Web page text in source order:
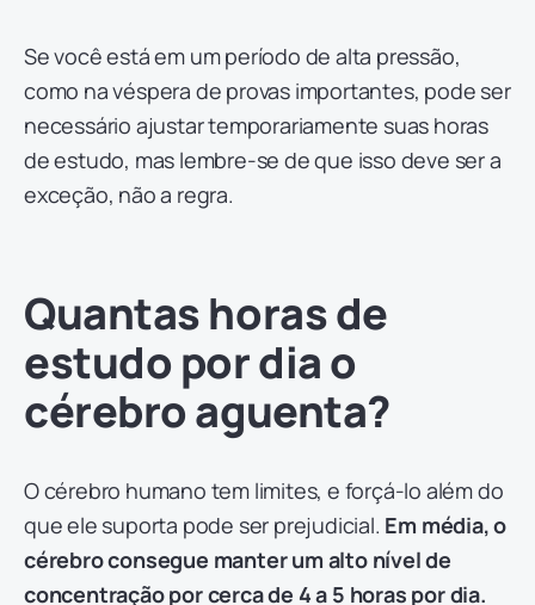
Se você está em um período de alta pressão,
como na véspera de provas importantes, pode ser
necessário ajustar temporariamente suas horas
de estudo, mas lembre-se de que isso deve ser a
exceção, não a regra.
Quantas horas de
estudo por dia o
cérebro aguenta?
O cérebro humano tem limites, e forçá-lo além do
que ele suporta pode ser prejudicial. Em média, o
cérebro consegue manter um alto nível de
concentração por cerca de 4 a 5 horas por dia.